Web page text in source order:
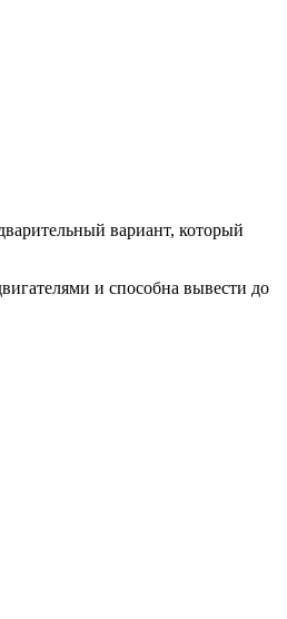
вариант, который
и способна вывести до